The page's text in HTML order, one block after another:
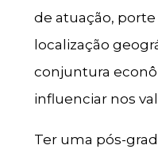
de atuação,
localização
conjuntura
influenciar nos
Ter uma pós-